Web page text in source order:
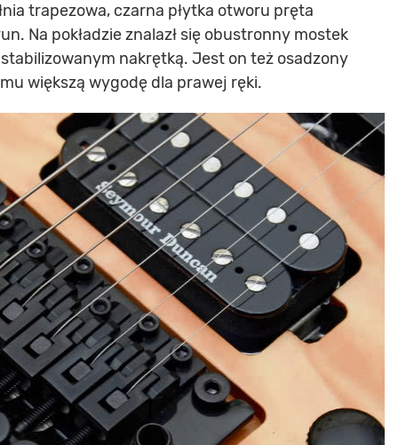
trapezowa, czarna płytka otworu pręta
Na pokładzie znalazł się obustronny mostek
nakrętką. Jest on też osadzony
większą wygodę dla prawej ręki.